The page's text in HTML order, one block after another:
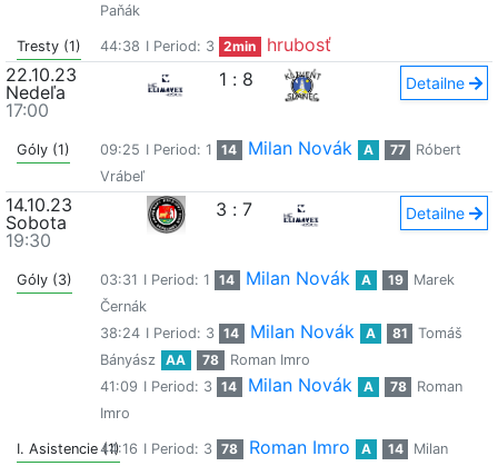
Paňák
Tresty (1) 44:38 I Period: 3 2min
hrubosť
22.10.23
Nedeľa
17:00
1 : 8 Detailne
Góly (1) 09:25 I Period: 1 14 Milan Novák A 77
Róbert
Vrábeľ
14.10.23
Sobota
19:30
3 : 7 Detailne
Góly (3) 03:31 I Period: 1 14 Milan Novák A 19
Marek
Černák
38:24 I Period: 3 14 Milan Novák A 81
Tomáš
Bányász
AA 78
Roman Imro
41:09 I Period: 3 14 Milan Novák A 78
Roman
Imro
I. Asistencie (1)44:16 I Period: 3 78 Roman Imro A 14
Milan